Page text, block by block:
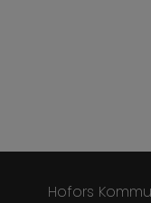
Hofors